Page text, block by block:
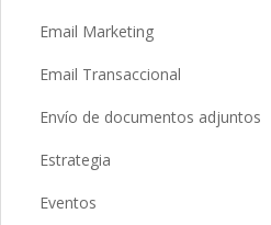
Email Marketing
Email Transaccional
Envío de documentos adjuntos
Estrategia
Eventos